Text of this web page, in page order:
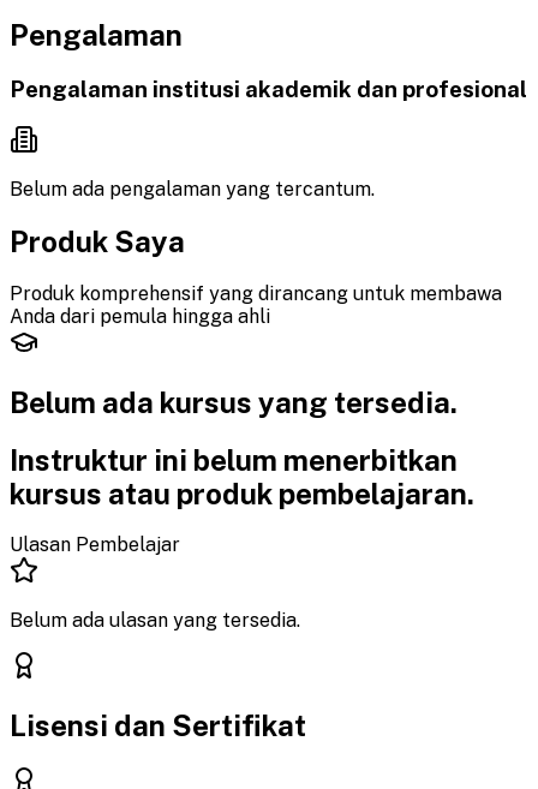
Pengalaman
Pengalaman institusi akademik dan profesional
Belum ada pengalaman yang tercantum.
Produk Saya
Produk komprehensif yang dirancang untuk membawa
Anda dari pemula hingga ahli
Belum ada kursus yang tersedia.
Instruktur ini belum menerbitkan
kursus atau produk pembelajaran.
Ulasan Pembelajar
Belum ada ulasan yang tersedia.
Lisensi dan Sertifikat